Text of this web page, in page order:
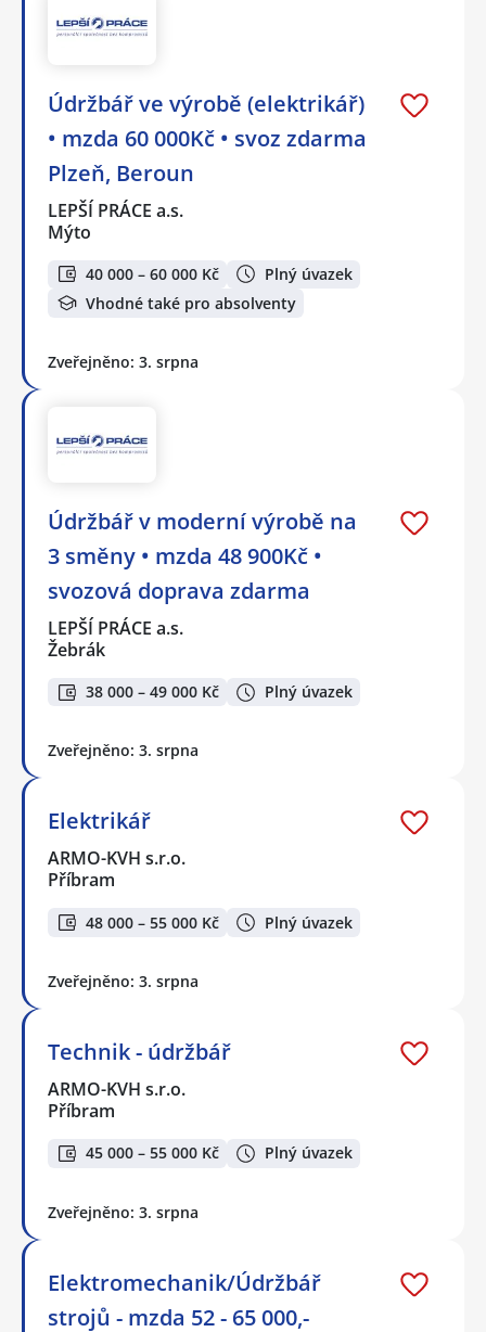
Údržbář ve výrobě (elektrikář)
• mzda 60 000Kč • svoz zdarma
Plzeň, Beroun
LEPŠÍ PRÁCE a.s.
Mýto
40 000 – 60 000 Kč
Plný úvazek
Vhodné také pro absolventy
Zveřejněno: 3. srpna
Údržbář v moderní výrobě na
3 směny • mzda 48 900Kč •
svozová doprava zdarma
LEPŠÍ PRÁCE a.s.
Žebrák
38 000 – 49 000 Kč Plný úvazek
Zveřejněno: 3. srpna
Elektrikář
ARMO-KVH s.r.o.
Příbram
48 000 – 55 000 Kč Plný úvazek
Zveřejněno: 3. srpna
Technik - údržbář
ARMO-KVH s.r.o.
Příbram
45 000 – 55 000 Kč Plný úvazek
Zveřejněno: 3. srpna
Elektromechanik/Údržbář
strojů - mzda 52 - 65 000,-